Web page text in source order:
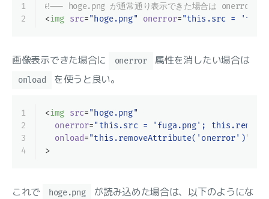
1
2
<!-- hoge.png が通常通り表示できた場合は onerror が
<img src="hoge.png" onerror="this.src =
画像表示できた場合に onerror 属性を消したい場合は
onload を使うと良い。
1
2
3
4
<img src="hoge.png"
onerror="this.src = 'fuga.png';
onload="this.removeAttribute('onerror')"
>
これで hoge.png
が読み込めた場合は、以下のようにな